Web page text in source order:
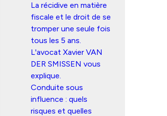
La récidive en matière
fiscale et le droit de se
tromper une seule fois
tous les 5 ans.
L'avocat Xavier VAN
DER SMISSEN vous
explique.
Conduite sous
influence : quels
risques et quelles